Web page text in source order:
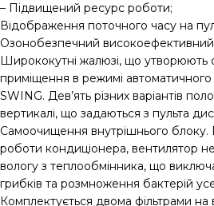
– Підвищений ресурс роботи;
Відображення поточного часу на
Озонобезпечний
Ширококутні жалюзі, що утворюють
приміщення в режимі автоматичного
SWING. Дев’ять різних варіантів
вертикалі, що задаються з пульта
Самоочищення внутрішнього блоку.
роботи кондиціонера, вентилятор
вологу з теплообмінника, що
грибків та розмноження бактерій
Комплектується двома фільтрами на